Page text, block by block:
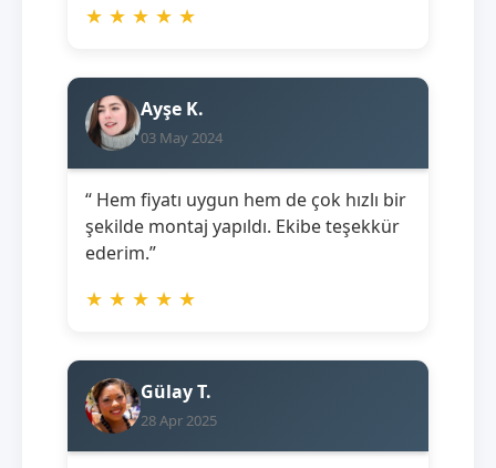
★ ★ ★ ★ ★
Ayşe K.
03 May 2024
“ Hem fiyatı uygun hem de çok hızlı bir
şekilde montaj yapıldı. Ekibe teşekkür
ederim.”
★ ★ ★ ★ ★
Gülay T.
28 Apr 2025